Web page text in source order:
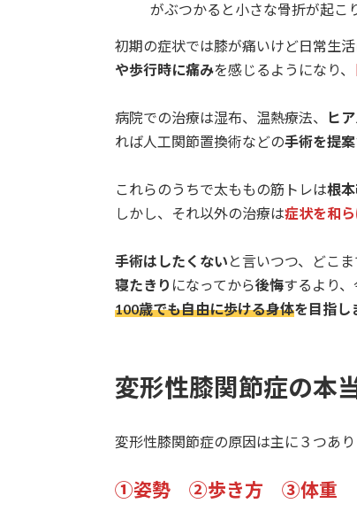
初期の症状では膝が痛いけど日常生
や歩行時に痛みを感じるようになり、
病院での治療は湿布、温熱療法、 ヒ
れば人工関節置換術などの手術を提案
これらのうちで太ももの筋トレは根
しかし、それ以外の治療は症状を和
手術はしたくない と言いつつ、どこま
寝たきり になってから後悔するより、
100歳でも自由に歩ける身体を目指し
変形性膝関節症の本
変形性膝関節症の原因は主に３つあり
①姿勢 ②歩き方 ③体重